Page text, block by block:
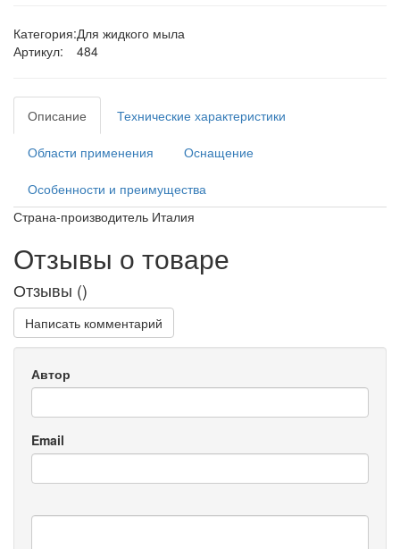
Категория:Для жидкого мыла
Артикул:
484
Описание Технические характеристики
Области применения Оснащение
Особенности и преимущества
Страна-производитель Италия
Отзывы о товаре
Отзывы ()
Написать комментарий
Автор
Email